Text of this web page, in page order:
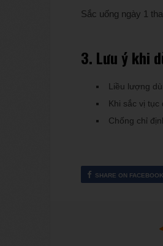
Sắc uống ngày 1
3. Lưu ý khi
Liều lượng
Khi sắc vị
Chống chỉ
SHARE ON FACEBOOK